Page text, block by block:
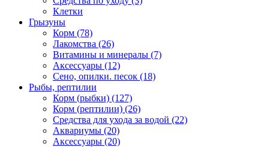
Клетки
Грызуны
Корм (78)
Лакомства (26)
Витамины и минералы (7)
Аксессуары (12)
Сено, опилки. песок (18)
Рыбы, рептилии
Корм (рыбки) (127)
Корм (рептилии) (26)
Средства для ухода за водой (22)
Аквариумы (20)
Аксессуары (20)